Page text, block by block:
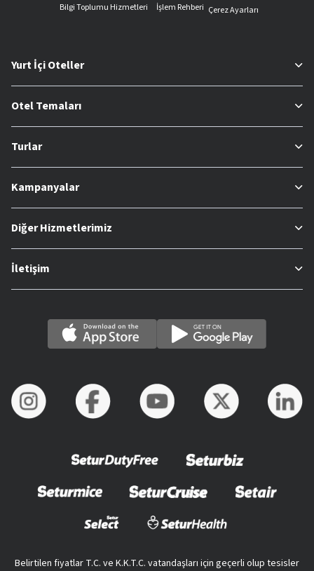
Bilgi Toplumu Hizmetleri
İşlem Rehberi Çerez Ayarları
Yurt İçi Oteller
Otel Temaları
Turlar
Kampanyalar
Diğer Hizmetlerimiz
İletişim
Belirtilen fiyatlar T.C. ve K.K.T.C. vatandaşları için geçerli olup tesisler